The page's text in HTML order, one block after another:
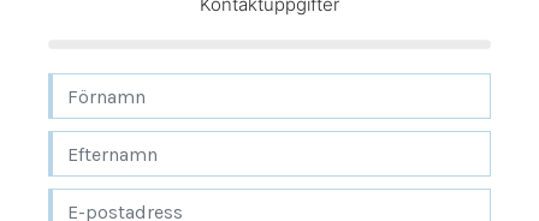
Flyttfirma Haninge